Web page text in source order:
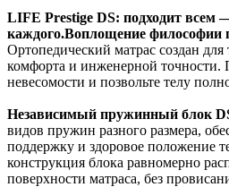
LIFE Prestige DS: подходит всем
каждого.Воплощение философии
Ортопедический матрас создан
комфорта и инженерной точности.
невесомости и позвольте телу
Независимый пружинный блок
видов пружин разного размера,
поддержку и здоровое положение
конструкция блока равномерно
поверхности матраса, без